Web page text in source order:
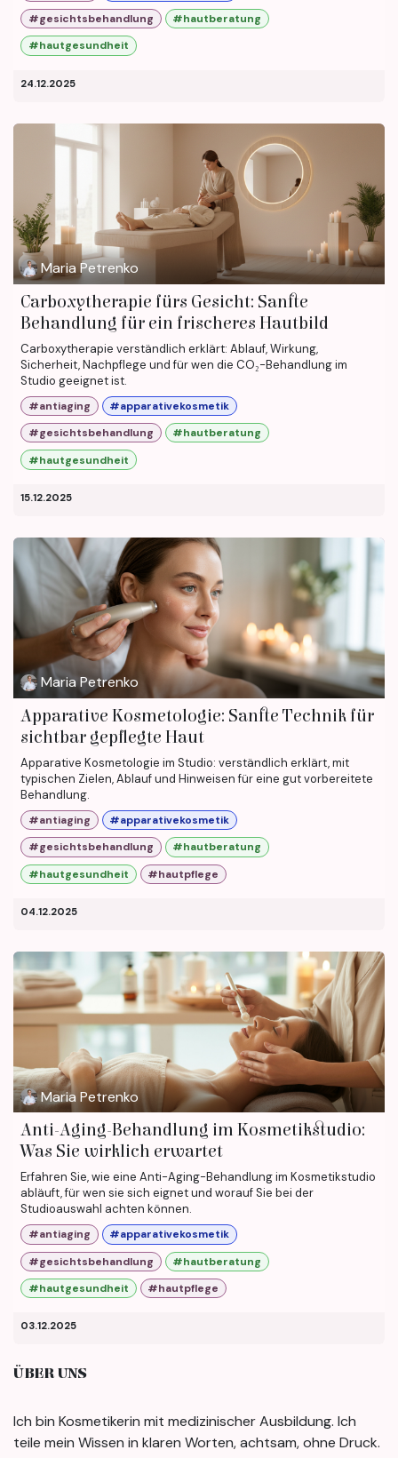
#gesichtsbehandlung
#hautberatung
#hautgesundheit
24.12.2025
Maria Petrenko
Carboxytherapie fürs Gesicht: Sanfte
Behandlung für ein frischeres Hautbild
Carboxytherapie verständlich erklärt: Ablauf, Wirkung,
Sicherheit, Nachpflege und für wen die CO₂-Behandlung im
Studio geeignet ist.
#antiaging
#apparativekosmetik
#gesichtsbehandlung
#hautberatung
#hautgesundheit
15.12.2025
Maria Petrenko
Apparative Kosmetologie: Sanfte Technik für
sichtbar gepflegte Haut
Apparative Kosmetologie im Studio: verständlich erklärt, mit
typischen Zielen, Ablauf und Hinweisen für eine gut vorbereitete
Behandlung.
#antiaging
#apparativekosmetik
#gesichtsbehandlung
#hautberatung
#hautgesundheit
#hautpflege
04.12.2025
Maria Petrenko
Anti-Aging-Behandlung im Kosmetikstudio:
Was Sie wirklich erwartet
Erfahren Sie, wie eine Anti-Aging-Behandlung im Kosmetikstudio
abläuft, für wen sie sich eignet und worauf Sie bei der
Studioauswahl achten können.
#antiaging
#apparativekosmetik
#gesichtsbehandlung
#hautberatung
#hautgesundheit
#hautpflege
03.12.2025
ÜBER UNS
Ich bin Kosmetikerin mit medizinischer Ausbildung. Ich
teile mein Wissen in klaren Worten, achtsam, ohne Druck.